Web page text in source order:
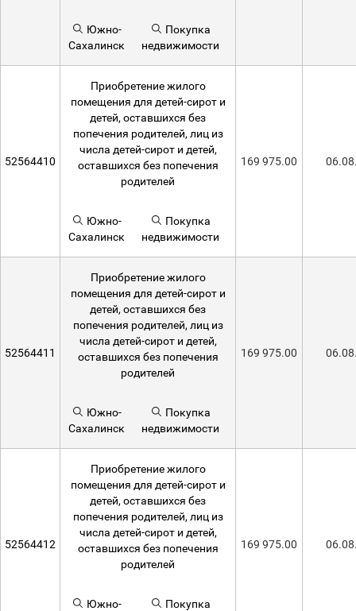
Южно-
Сахалинск
Покупка
недвижимости
52564410
Приобретение жилого
помещения для детей-сирот и
детей, оставшихся без
попечения родителей, лиц из
числа детей-сирот и детей,
оставшихся без попечения
родителей
Южно-
Сахалинск
Покупка
недвижимости
169 975.00
52564411
Приобретение жилого
помещения для детей-сирот и
детей, оставшихся без
попечения родителей, лиц из
числа детей-сирот и детей,
оставшихся без попечения
родителей
Южно-
Сахалинск
Покупка
недвижимости
169 975.00
52564412
Приобретение жилого
помещения для детей-сирот и
детей, оставшихся без
попечения родителей, лиц из
числа детей-сирот и детей,
оставшихся без попечения
родителей
Южно-
Покупка
169 975.00